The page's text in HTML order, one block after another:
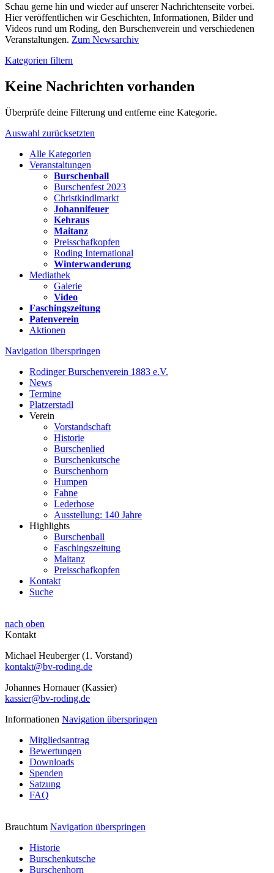
Schau gerne hin und wieder auf unserer Nachrichtenseite vorbei.
Hier veröffentlichen wir Geschichten, Informationen, Bilder und
Videos rund um Roding, den Burschenverein und verschiedenen
Veranstaltungen. Zum Newsarchiv
Kategorien filtern
Keine Nachrichten vorhanden
Überprüfe deine Filterung und entferne eine Kategorie.
Auswahl zurücksetzten
Alle Kategorien
Veranstaltungen
Burschenball
Burschenfest 2023
Christkindlmarkt
Johannifeuer
Kehraus
Maitanz
Preisschafkopfen
Roding International
Winterwanderung
Mediathek
Galerie
Video
Faschingszeitung
Patenverein
Aktionen
Navigation überspringen
Rodinger Burschenverein 1883 e.V.
News
Termine
Platzerstadl
Verein
Vorstandschaft
Historie
Burschenlied
Burschenkutsche
Burschenhorn
Humpen
Fahne
Lederhose
Ausstellung: 140 Jahre
Highlights
Burschenball
Faschingszeitung
Maitanz
Preisschafkopfen
Kontakt
Suche
nach oben
Kontakt
Michael Heuberger (1. Vorstand)
kontakt@bv-roding.de
Johannes Hornauer (Kassier)
kassier@bv-roding.de
Informationen Navigation überspringen
Mitgliedsantrag
Bewertungen
Downloads
Spenden
Satzung
FAQ
Brauchtum Navigation überspringen
Historie
Burschenkutsche
Burschenhorn